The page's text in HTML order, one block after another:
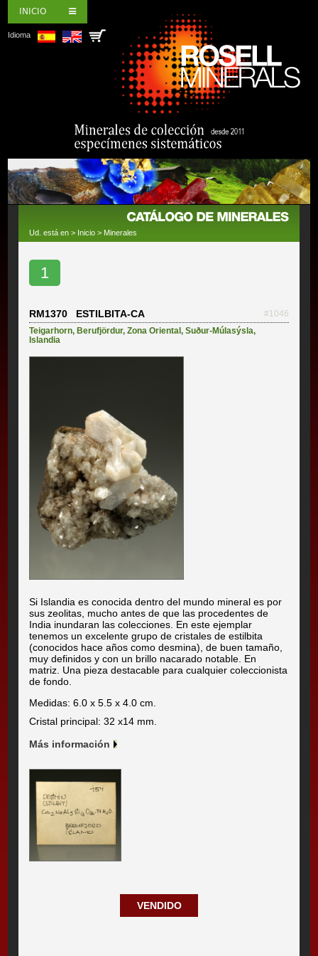
INICIO
Idioma
Ud. está en > Inicio > Minerales
1
RM1370 ESTILBITA-CA
#1046
Teigarhorn, Berufjördur,Zona Oriental,Suður-Múlasýsla,
Islandia
Si Islandia es conocida dentro del mundo mineral es por
sus zeolitas, mucho antes de que las procedentes de
India inundaran las colecciones. En este ejemplar
tenemos un excelente grupo de cristales de estilbita
(conocidos hace años como desmina), de buen tamaño,
muy definidos y con un brillo nacarado notable. En
matriz. Una pieza destacable para cualquier coleccionista
de fondo.
Medidas: 6.0 x 5.5 x 4.0 cm.
Cristal principal: 32 x14 mm.
Más información
VENDIDO